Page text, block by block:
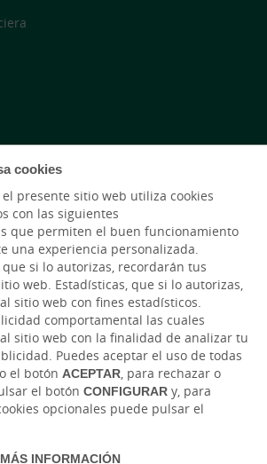
cookies
presente sitio web utiliza cookies
con las siguientes
que permiten el buen funcionamiento
una experiencia personalizada.
si lo autorizas, recordarán tus
web. Estadísticas, que si lo autorizas,
sitio web con fines estadísticos.
comportamental las cuales
sitio web con la finalidad de analizar tu
Puedes aceptar el uso de todas
el botón ACEPTAR, para rechazar o
el botón CONFIGURAR y, para
opcionales puede pulsar el
MÁS INFORMACIÓN
Global Exchange